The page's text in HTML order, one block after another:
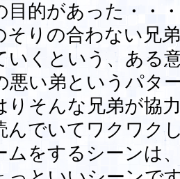
目的があった・・
りの合わない兄
いくという、ある
悪い弟というパタ
りそんな兄弟が協
んでいてワクワク
ムをするシーンは